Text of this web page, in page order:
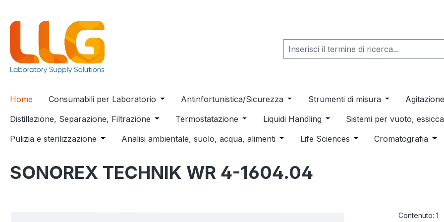
Home Consumabili per Laboratorio Open or close the dropdown menu from the category Consumabili per
Antinfortunistica/Sicurezza Open or close the dropdown menu
Strumenti di misura Open or close
Distillazione, Separazione, Filtrazione Open or close the dropdown menu from the category Distillazione,
Termostatazione Open or close the dropdown menu from the
Liquidi Handling Open or close the dropdown
Sistemi per vuoto,
Pulizia e sterilizzazione Open or close the dropdown menu from the category Pulizia e sterilizzazione
Analisi ambientale, suolo, acqua, alimenti Open or close the dropdown menu from
Life Sciences Open or close the
Cromatografia
SONOREX TECHNIK WR 4-1604.04
Contenuto: 1